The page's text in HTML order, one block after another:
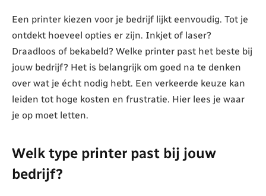
Een printer kiezen voor je bedrijf lijkt eenvoudig. Tot je
ontdekt hoeveel opties er zijn. Inkjet of laser?
Draadloos of bekabeld? Welke printer past het beste bij
jouw bedrijf? Het is belangrijk om goed na te denken
over wat je écht nodig hebt. Een verkeerde keuze kan
leiden tot hoge kosten en frustratie. Hier lees je waar
je op moet letten.
Welk type printer past bij jouw
bedrijf?